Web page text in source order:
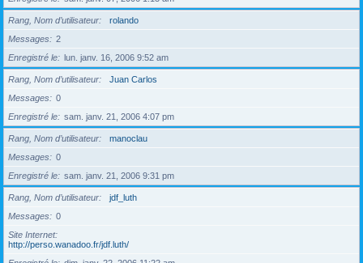
Rang, Nom d’utilisateur
rolando
Messages
2
Enregistré le
lun. janv. 16, 2006 9:52 am
Rang, Nom d’utilisateur
Juan Carlos
Messages
0
Enregistré le
sam. janv. 21, 2006 4:07 pm
Rang, Nom d’utilisateur
manoclau
Messages
0
Enregistré le
sam. janv. 21, 2006 9:31 pm
Rang, Nom d’utilisateur
jdf_luth
Messages
0
Site Internet
http://perso.wanadoo.fr/jdf.luth/